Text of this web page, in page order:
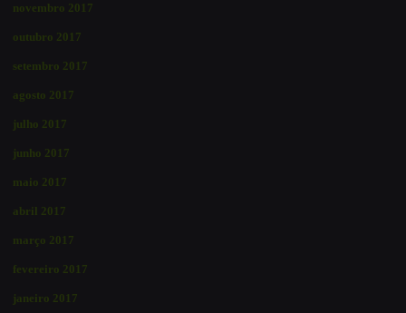
novembro 2017
outubro 2017
setembro 2017
agosto 2017
julho 2017
junho 2017
maio 2017
abril 2017
março 2017
fevereiro 2017
janeiro 2017